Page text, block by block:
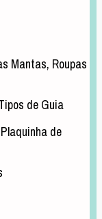
Mantas, Roupas
de Guia
de